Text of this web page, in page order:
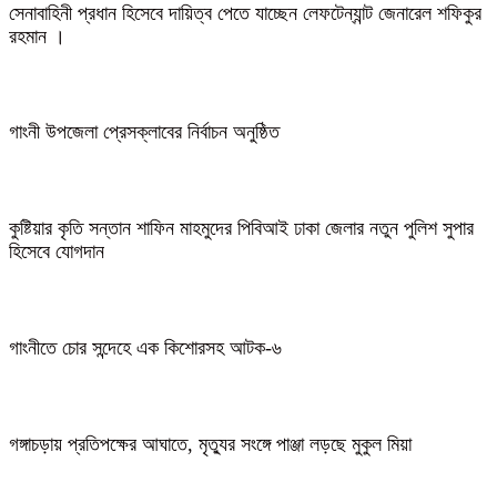
সেনাবাহিনী প্রধান হিসেবে দায়িত্ব পেতে যাচ্ছেন লেফটেন্যান্ট জেনারেল শফিকুর
রহমান ।
গাংনী উপজেলা প্রেসক্লাবের নির্বাচন অনুষ্ঠিত
কুষ্টিয়ার কৃতি সন্তান শাফিন মাহমুদের পিবিআই ঢাকা জেলার নতুন পুলিশ সুপার
হিসেবে যোগদান
গাংনীতে চোর সন্দেহে এক কিশোরসহ আটক-৬
গঙ্গাচড়ায় প্রতিপক্ষের আঘাতে, মৃত্যুর সংঙ্গে পাঞ্জা লড়ছে মুকুল মিয়া